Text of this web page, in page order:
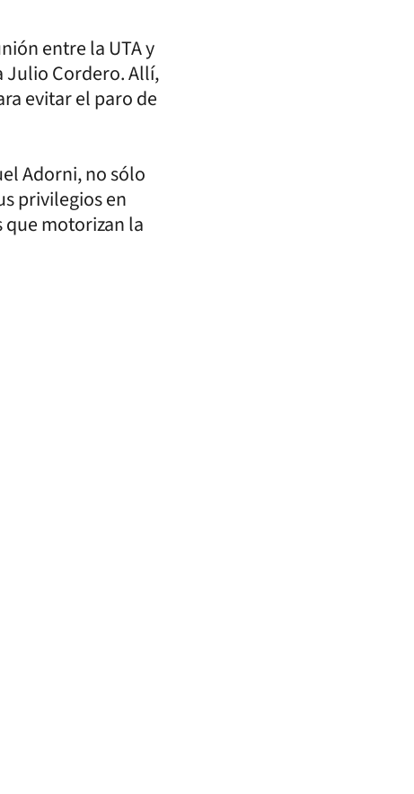
entre la UTA y
Julio Cordero. Allí,
evitar el paro de
Adorni, no sólo
privilegios en
que motorizan la